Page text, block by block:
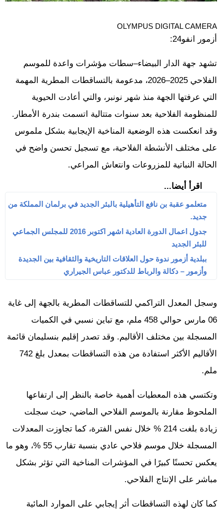
OLYMPUS DIGITAL CAMERA
أزمور انفو24:
تشهد جهة الدار البيضاء–سطات مؤشرات واعدة للموسم
الفلاحي 2025–2026، مدعومة بالتساقطات المطرية المهمة
التي عرفتها الجهة منذ شهر نونبر، والتي أعادت الحيوية
للمنظومة الفلاحية بعد سنوات متتالية اتسمت بندرة الأمطار.
وقد انعكست هذه الوضعية المناخية الإيجابية بشكل ملموس
على مختلف الأنشطة الفلاحية، مع تسجيل تحسن واضح في
الحالة النباتية للمزروعات وانتعاش المراعي.
اقرأ أيضا...
متعلمو عقبة بن نافع التأهيلية بالبئر الجديد في برلمان المملكة من
جديد.
جدول اعمال الدورة العادية اشهر اكتوبر 2016 للمجلس الجماعي
للبئر الجديد
ببلدية أزمور ندوة حول العلاقات التاريخية والثقافية بين الجديدة
وأزمور – دكالة والرباط للدكتور عباس الجيراري
وسجل المعدل التراكمي للتساقطات المطرية بالجهة إلى غاية
06 مارس حوالي 458 ملم، مع تباين نسبي في الكميات
المسجلة بين مختلف الأقاليم. وقد تصدر إقليم بنسليمان قائمة
الأقاليم الأكثر استفادة من هذه التساقطات بمعدل بلغ 742
ملم.
وتكتسي هذه المعطيات أهمية خاصة بالنظر إلى ارتفاعها
الملحوظ مقارنة بالموسم الفلاحي الماضي، حيث سجلت
زيادة بلغت 214 % خلال نفس الفترة، كما تجاوزت المعدلات
المسجلة خلال موسم فلاحي عادي بنسبة تقارب 55 %، وهو ما
يعكس تحسنًا كبيرًا في المؤشرات المناخية التي تؤثر بشكل
مباشر على الإنتاج الفلاحي.
كما كان لهذه التساقطات أثر إيجابي على الموارد المائية